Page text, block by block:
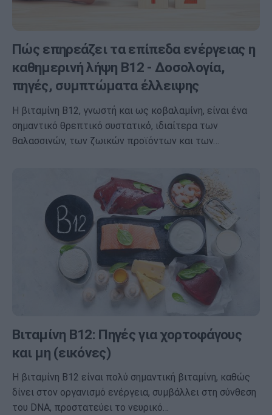
Πώς επηρεάζει τα επίπεδα ενέργειας η
καθημερινή λήψη B12 - Δοσολογία,
πηγές, συμπτώματα έλλειψης
Η βιταμίνη Β12, γνωστή και ως κοβαλαμίνη, είναι ένα
σημαντικό θρεπτικό συστατικό, ιδιαίτερα των
θαλασσινών, των ζωικών προϊόντων και των…
Βιταμίνη Β12: Πηγές για χορτοφάγους
και μη (εικόνες)
Η βιταμίνη Β12 είναι πολύ σημαντική βιταμίνη, καθώς
δίνει στον οργανισμό ενέργεια, συμβάλλει στη σύνθεση
του DNA, προστατεύει το νευρικό…